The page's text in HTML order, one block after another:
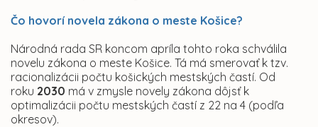
Čo hovorí novela zákona o meste Košice?
Národná rada SR koncom apríla tohto roka schválila
novelu zákona o meste Košice. Tá má smerovať k tzv.
racionalizácii počtu košických mestských častí. Od
roku 2030 má v zmysle novely zákona dôjsť k
optimalizácii počtu mestských častí z 22 na 4 (podľa
okresov).